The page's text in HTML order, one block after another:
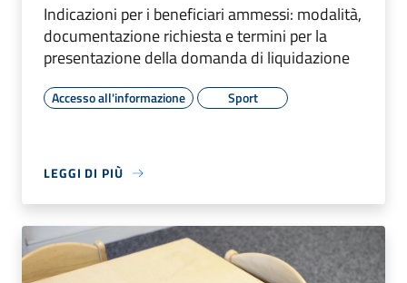
Indicazioni per i beneficiari ammessi: modalità,
documentazione richiesta e termini per la
presentazione della domanda di liquidazione
Accesso all'informazione Sport
LEGGI DI PIÙ